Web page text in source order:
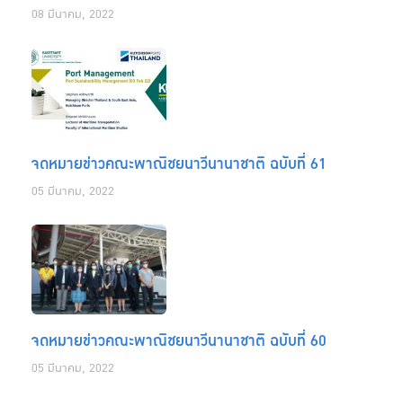
08 มีนาคม, 2022
จดหมายข่าวคณะพาณิชยนาวีนานาชาติ ฉบับที่ 61
05 มีนาคม, 2022
จดหมายข่าวคณะพาณิชยนาวีนานาชาติ ฉบับที่ 60
05 มีนาคม, 2022